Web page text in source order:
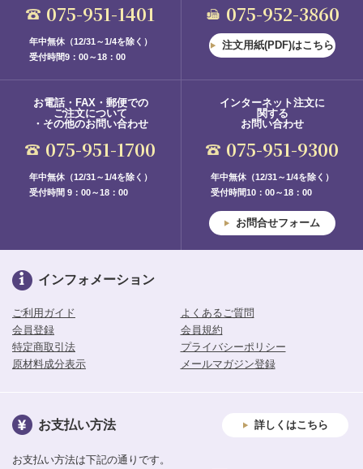
075-951-1401
年中無休（12/31～1/4を除く）
受付時間9：00～18：00
075-952-3860
注文用紙(PDF)はこちら
お電話・FAX・郵便での
ご注文について
・その他のお問い合わせ
075-951-1700
年中無休（12/31～1/4を除く）
受付時間 9：00～18：00
インターネット注文に
関する
お問い合わせ
075-951-9300
年中無休（12/31～1/4を除く）
受付時間10：00～18：00
お問合せフォーム
インフォメーション
ご利用ガイド
よくあるご質問
会員登録
会員規約
特定商取引法
プライバシーポリシー
原材料成分表示
メールマガジン登録
お支払い方法 詳しくはこちら
お支払い方法は下記の通りです。